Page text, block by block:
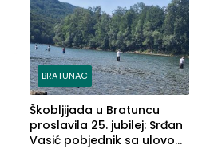
BRATUNAC
Škobljijada u Bratuncu
proslavila 25. jubilej: Srđan
Vasić pobjednik sa ulovom